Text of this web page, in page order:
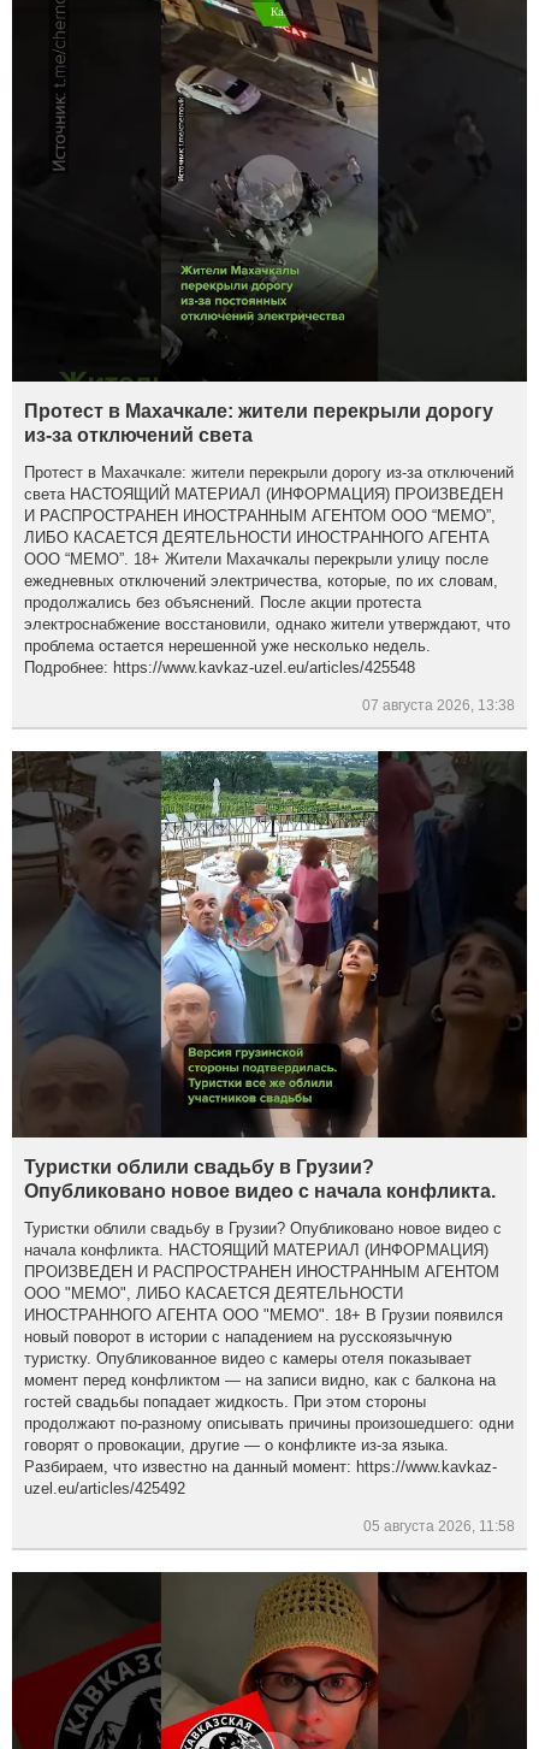
Протест в Махачкале: жители перекрыли дорогу
из-за отключений света
Протест в Махачкале: жители перекрыли дорогу из-за отключений
света НАСТОЯЩИЙ МАТЕРИАЛ (ИНФОРМАЦИЯ) ПРОИЗВЕДЕН
И РАСПРОСТРАНЕН ИНОСТРАННЫМ АГЕНТОМ ООО “МЕМО”,
ЛИБО КАСАЕТСЯ ДЕЯТЕЛЬНОСТИ ИНОСТРАННОГО АГЕНТА
ООО “МЕМО”. 18+ Жители Махачкалы перекрыли улицу после
ежедневных отключений электричества, которые, по их словам,
продолжались без объяснений. После акции протеста
электроснабжение восстановили, однако жители утверждают, что
проблема остается нерешенной уже несколько недель.
Подробнее: https://www.kavkaz-uzel.eu/articles/425548
07 августа 2026, 13:38
Туристки облили свадьбу в Грузии?
Опубликовано новое видео с начала конфликта.
Туристки облили свадьбу в Грузии? Опубликовано новое видео с
начала конфликта. НАСТОЯЩИЙ МАТЕРИАЛ (ИНФОРМАЦИЯ)
ПРОИЗВЕДЕН И РАСПРОСТРАНЕН ИНОСТРАННЫМ АГЕНТОМ
ООО "МЕМО", ЛИБО КАСАЕТСЯ ДЕЯТЕЛЬНОСТИ
ИНОСТРАННОГО АГЕНТА ООО "МЕМО". 18+ В Грузии появился
новый поворот в истории с нападением на русскоязычную
туристку. Опубликованное видео с камеры отеля показывает
момент перед конфликтом — на записи видно, как с балкона на
гостей свадьбы попадает жидкость. При этом стороны
продолжают по-разному описывать причины произошедшего: одни
говорят о провокации, другие — о конфликте из-за языка.
Разбираем, что известно на данный момент: https://www.kavkaz-
uzel.eu/articles/425492
05 августа 2026, 11:58